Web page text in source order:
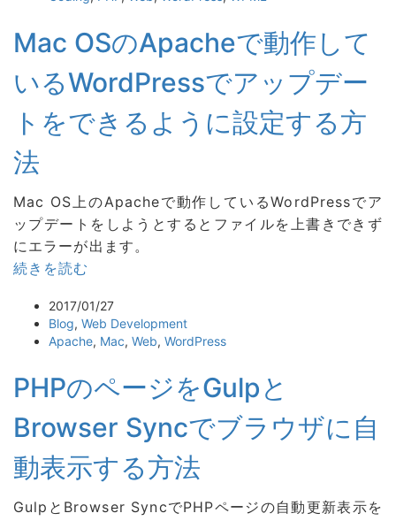
Mac OSのApacheで動作して
いるWordPressでアップデー
トをできるように設定する方
法
Mac OS上のApacheで動作しているWordPressでア
ップデートをしようとするとファイルを上書きできず
にエラーが出ます。
続きを読む
2017/01/27
Blog, Web Development
Apache, Mac, Web, WordPress
PHPのページをGulpと
Browser Syncでブラウザに自
動表示する方法
GulpとBrowser SyncでPHPページの自動更新表示を